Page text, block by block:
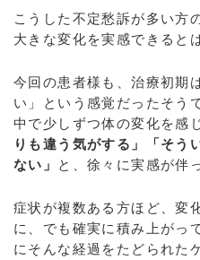
こうした不定愁訴が多い方
大きな変化を実感できると
今回の患者様も、治療初期
い」という感覚だったそう
中で少しずつ体の変化を感
りも違う気がする」「そう
ない」
と、徐々に実感が伴
症状が複数ある方ほど、変
に、でも確実に積み上がっ
にそんな経過をたどられた